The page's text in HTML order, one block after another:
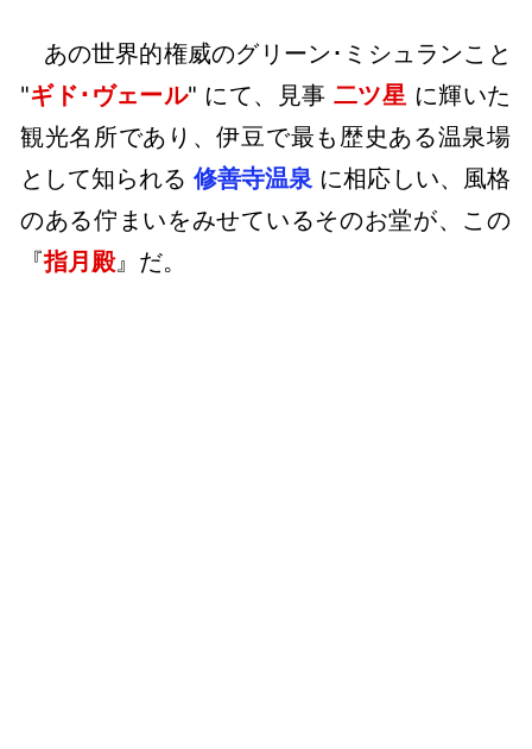
あの世界的権威のグリーン･ミシュランこと
"ギド･ヴェール" にて、見事二ツ星 に輝いた
観光名所であり、伊豆で最も歴史ある温泉場
として知られる修善寺温泉に相応しい、風格
のある佇まいをみせているそのお堂が、この
『指月殿』だ。